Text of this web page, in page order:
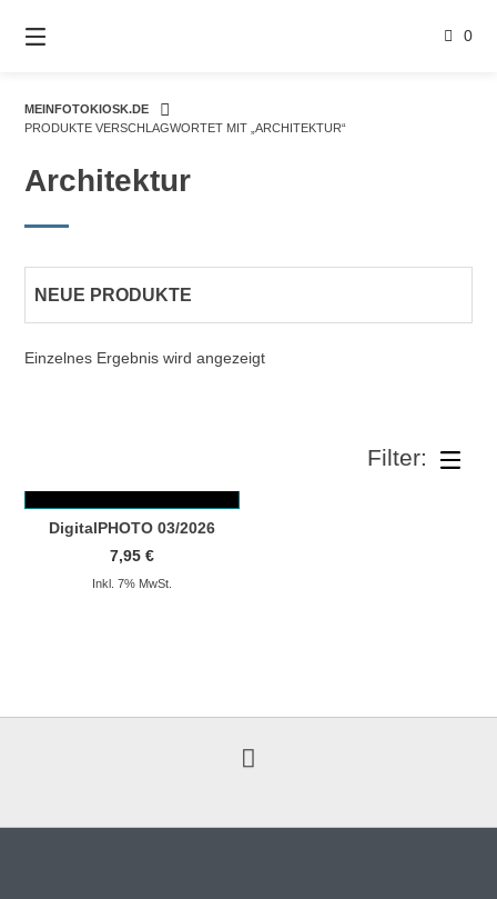
zum
0
MEINFOTOKIOSK.DE
PRODUKTE VERSCHLAGWORTET MIT „ARCHITEKTUR“
Architektur
Einzelnes Ergebnis wird angezeigt
Dieses Produkt weist mehrere Varianten auf. Die Optionen können auf der Produktseite gewählt werden
DigitalPHOTO 03/2026
7,95€
Inkl. 7% MwSt.